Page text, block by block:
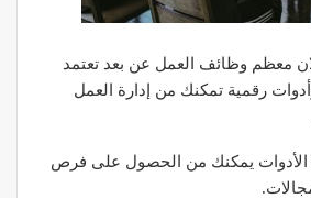
معظم وظائف العمل عن بعد تعتمد
رقمية تمكنك من إدارة العمل
الأدوات يمكنك من الحصول على فرص